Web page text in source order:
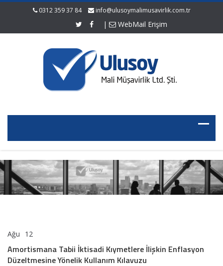
0312 359 37 84 info@ulusoymalimusavirlik.com.tr
| WebMail Erişim
Ağu 12
İktisadi
Kıymetlere
Amortismana Tabii İktisadi Kıymetlere İlişkin Enflasyon
Düzeltmesine Yönelik Kullanım Kılavuzu